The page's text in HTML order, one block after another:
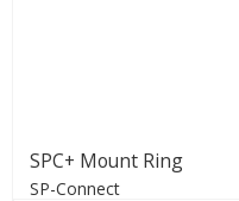
SPC+ Mount Ring
SP-Connect